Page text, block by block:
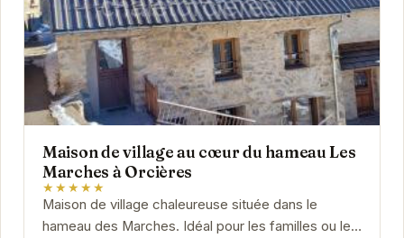
Maison de village au cœur du hameau Les
Marches à Orcières
★★★★★
Maison de village chaleureuse située dans le
hameau des Marches. Idéal pour les familles ou les